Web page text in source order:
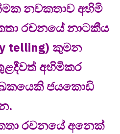
නවකතාව අහිමි
රචනයේ නාටකීය
telling) කුමන
අහිමිකර
ජයකොඩි
රචනයේ අනෙක්